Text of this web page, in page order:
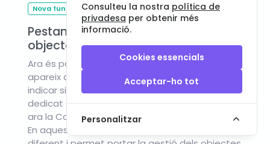
Nova funció
Pestanya d'ajustaments per a
objectes perduts
Ara és possible utilitzar la pestanya nova que
apareix a Paràmetres del tauler de control per
indicar si la comunitat compta amb un servei
dedicat a la gestió dels objectes perduts, com
ara la Consergeria.
En aquest cas l'app es comporta de manera
Consulteu la nostra política de
privadesa per obtenir més
informació.
Cookies essencials
Acceptar-ho tot
Personalitzar